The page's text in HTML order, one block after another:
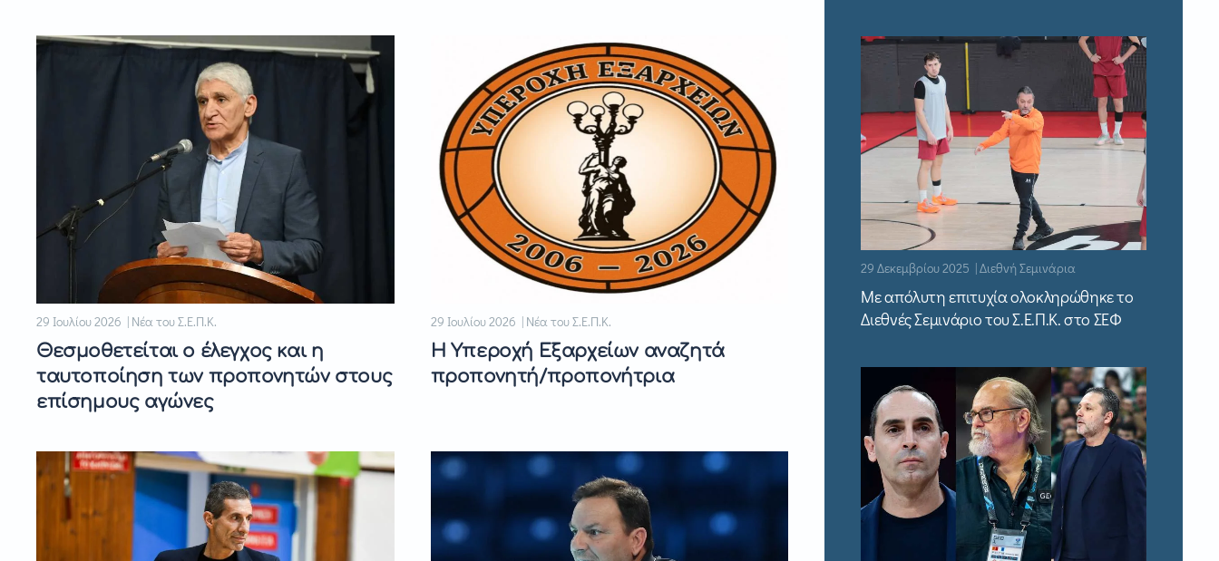
29 Ιουλίου 2026 | Νέα του Σ.Ε.Π.Κ.
Θεσμοθετείται ο έλεγχος και η
ταυτοποίηση των προπονητών στους
επίσημους αγώνες
29 Ιουλίου 2026 | Νέα του Σ.Ε.Π.Κ.
Η Υπεροχή Εξαρχείων αναζητά
προπονητή/προπονήτρια
29 Δεκεμβρίου 2025 | Διεθνή Σεμινάρια
Με απόλυτη επιτυχία ολοκληρώθηκε το
Διεθνές Σεμινάριο του Σ.Ε.Π.Κ. στο ΣΕΦ